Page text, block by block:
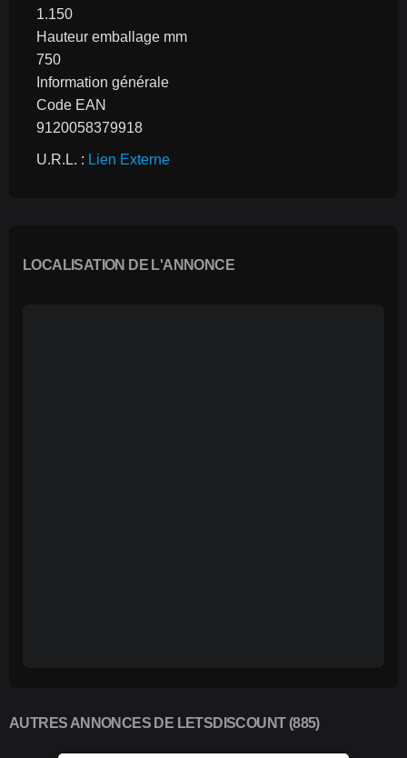
1.150
Hauteur emballage mm
750
Information générale
Code EAN
9120058379918
U.R.L. : Lien Externe
LOCALISATION DE L'ANNONCE
AUTRES ANNONCES DE LETSDISCOUNT (885)